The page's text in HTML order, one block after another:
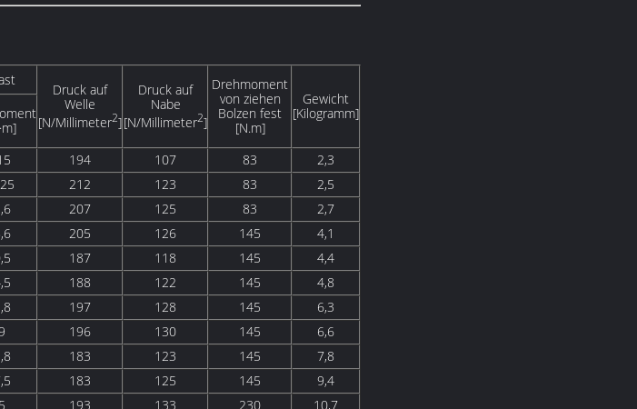
Druck auf
Welle
[N/Millimeter2]
Druck auf
Nabe
[N/Millimeter2]
Drehmoment
von ziehen
Bolzen fest
[N.m]
Gewicht
[Kilogramm]
194 107 83
2,3
212 123 83
2,5
207 125 83
2,7
205 126 145
4,1
187 118 145
4,4
188 122 145
4,8
197 128 145
6,3
196 130 145
6,6
183 123 145
7,8
183 125 145
9,4
193 133 230
10,7